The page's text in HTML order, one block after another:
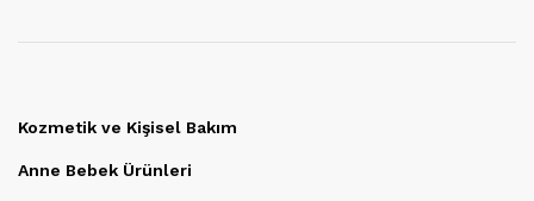
Kozmetik ve Kişisel Bakım
Anne Bebek Ürünleri